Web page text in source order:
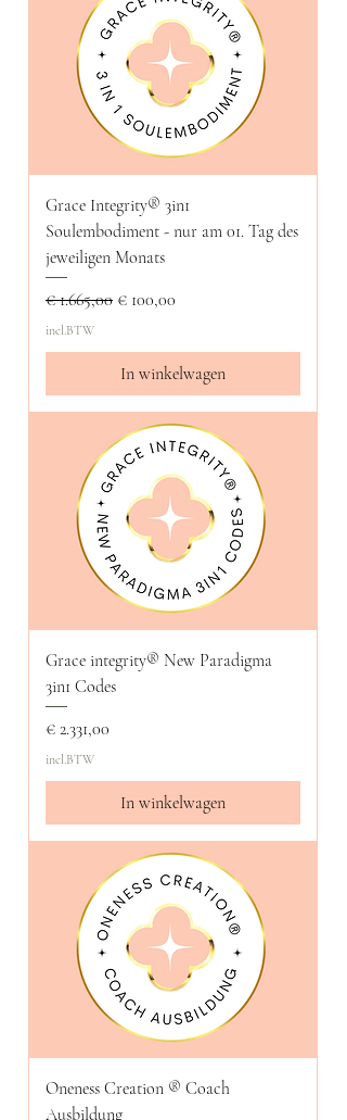
Grace Integrity® 3in1
Soulembodiment - nur am 01. Tag des
jeweiligen Monats
Normale prijs
€ 1.665,00 Verkoopprijs
€ 100,00
incl.BTW
In winkelwagen
Grace integrity®️ New Paradigma
3in1 Codes
Prijs
€ 2.331,00
incl.BTW
In winkelwagen
Oneness Creation ®️ Coach
Ausbildung